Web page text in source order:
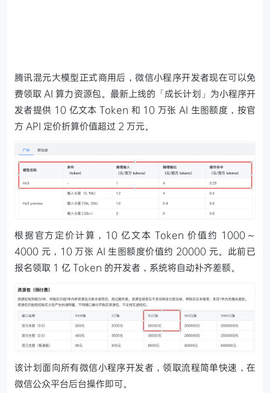
腾讯混元大模型正式商用后，微信小程序开发者现在可以免
费领取 AI 算力资源包。最新上线的「成长计划」为小程序开
发者提供 10 亿文本 Token 和 10 万张 AI 生图额度，按官
方 API 定价折算价值超过 2 万元。
根据官方定价计算，10 亿文本 Token 价值约 1000～
4000 元，10 万张 AI 生图额度价值约 20000 元。此前已
报名领取 1 亿 Token 的开发者，系统将自动补齐差额。
该计划面向所有微信小程序开发者，领取流程简单快速，在
微信公众平台后台操作即可。